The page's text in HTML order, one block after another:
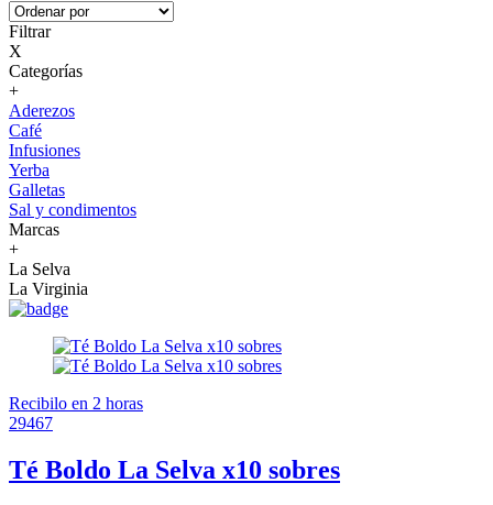
Filtrar
X
Categorías
+
Aderezos
Café
Infusiones
Yerba
Galletas
Sal y condimentos
Marcas
+
La Selva
La Virginia
Recibilo en 2 horas
29467
Té Boldo La Selva x10 sobres